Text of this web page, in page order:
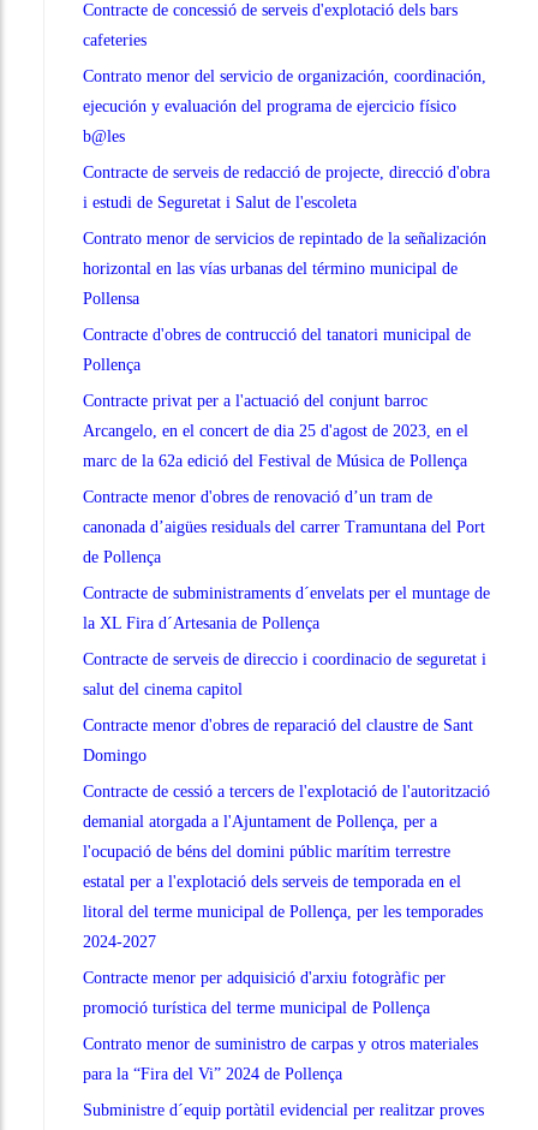
Contracte de concessió de serveis d'explotació dels bars
cafeteries
Contrato menor del servicio de organización, coordinación,
ejecución y evaluación del programa de ejercicio físico
b@les
Contracte de serveis de redacció de projecte, direcció d'obra
i estudi de Seguretat i Salut de l'escoleta
Contrato menor de servicios de repintado de la señalización
horizontal en las vías urbanas del término municipal de
Pollensa
Contracte d'obres de contrucció del tanatori municipal de
Pollença
Contracte privat per a l'actuació del conjunt barroc
Arcangelo, en el concert de dia 25 d'agost de 2023, en el
marc de la 62a edició del Festival de Música de Pollença
Contracte menor d'obres de renovació d’un tram de
canonada d’aigües residuals del carrer Tramuntana del Port
de Pollença
Contracte de subministraments d´envelats per el muntage de
la XL Fira d´Artesania de Pollença
Contracte de serveis de direccio i coordinacio de seguretat i
salut del cinema capitol
Contracte menor d'obres de reparació del claustre de Sant
Domingo
Contracte de cessió a tercers de l'explotació de l'autorització
demanial atorgada a l'Ajuntament de Pollença, per a
l'ocupació de béns del domini públic marítim terrestre
estatal per a l'explotació dels serveis de temporada en el
litoral del terme municipal de Pollença, per les temporades
2024-2027
Contracte menor per adquisició d'arxiu fotogràfic per
promoció turística del terme municipal de Pollença
Contrato menor de suministro de carpas y otros materiales
para la “Fira del Vi” 2024 de Pollença
Subministre d´equip portàtil evidencial per realitzar proves